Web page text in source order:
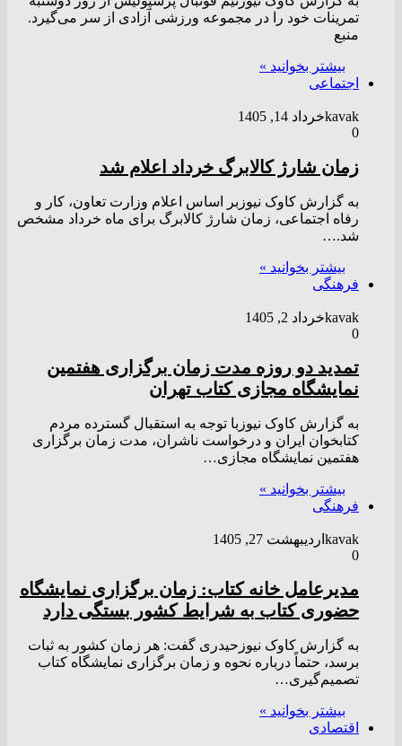
تمرینات خود را در مجموعه ورزشی آزادی از سر می‌گیرد.
منبع
بیشتر بخوانید »
اجتماعی
kavakخرداد 14, 1405
0
زمان شارژ کالابرگ خرداد اعلام شد
به گزارش کاوک نیوزبر اساس اعلام وزارت تعاون، کار و
رفاه اجتماعی، زمان شارژ کالابرگ برای ماه خرداد مشخص
شد.…
بیشتر بخوانید »
فرهنگی
kavakخرداد 2, 1405
0
تمدید دو روزه مدت زمان برگزاری هفتمین
نمایشگاه مجازی کتاب تهران
به گزارش کاوک نیوزبا توجه به استقبال گسترده مردم
کتابخوان ایران و درخواست ناشران، مدت زمان برگزاری
هفتمین نمایشگاه مجازی…
بیشتر بخوانید »
فرهنگی
kavak اردیبهشت 27, 1405
0
مدیرعامل خانه کتاب: زمان برگزاری نمایشگاه
حضوری کتاب به شرایط کشور بستگی دارد
به گزارش کاوک نیوزحیدری گفت: هر زمان کشور به ثبات
برسد، حتماً درباره نحوه و زمان برگزاری نمایشگاه کتاب
تصمیم‌گیری…
بیشتر بخوانید »
اقتصادی